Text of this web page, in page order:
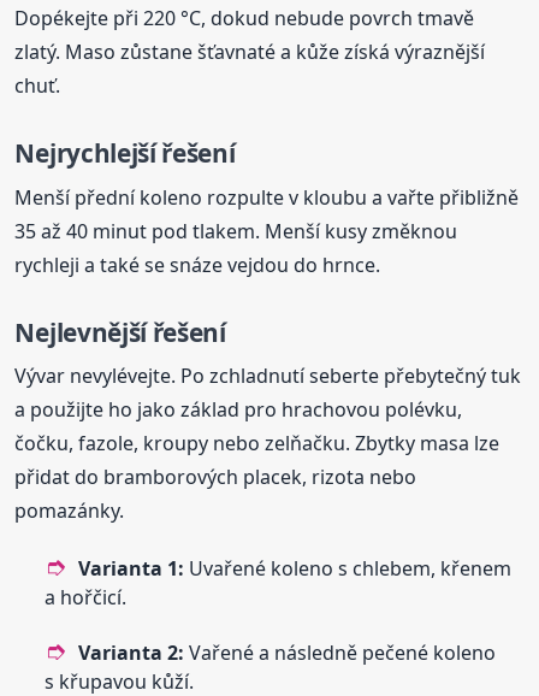
Dopékejte při 220 °C, dokud nebude povrch tmavě
zlatý. Maso zůstane šťavnaté a kůže získá výraznější
chuť.
Nejrychlejší řešení
Menší přední koleno rozpulte v kloubu a vařte přibližně
35 až 40 minut pod tlakem. Menší kusy změknou
rychleji a také se snáze vejdou do hrnce.
Nejlevnější řešení
Vývar nevylévejte. Po zchladnutí seberte přebytečný tuk
a použijte ho jako základ pro hrachovou polévku,
čočku, fazole, kroupy nebo zelňačku. Zbytky masa lze
přidat do bramborových placek, rizota nebo
pomazánky.
Varianta 1: Uvařené koleno s chlebem, křenem
a hořčicí.
Varianta 2: Vařené a následně pečené koleno
s křupavou kůží.